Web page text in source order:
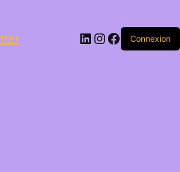
LinkedIn
Instagram
Facebook
Connexion